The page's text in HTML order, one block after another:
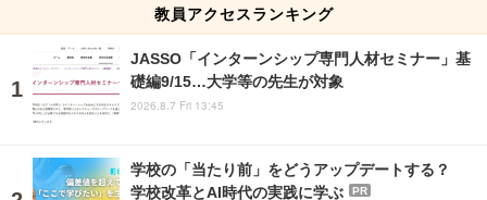
教員アクセスランキング
JASSO「インターンシップ専門人材セミナー」基
礎編9/15…大学等の先生が対象
2026.8.7 Fri 13:45
学校の「当たり前」をどうアップデートする？
学校改革とAI時代の実践に学ぶ
PR